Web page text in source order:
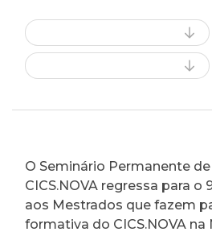
O Seminário Permanente
CICS.NOVA regressa para o
aos Mestrados que fazem
formativa do CICS.NOVA na